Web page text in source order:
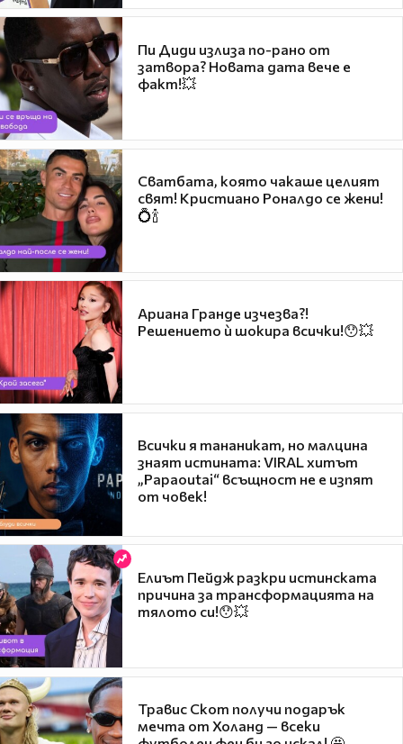
Пи Диди излиза по-рано от
затвора? Новата дата вече е
факт!💥
Сватбата, която чакаше целият
свят! Кристиано Роналдо се жени!
💍🍾
Ариана Гранде изчезва?!
Решението ѝ шокира всички!😯💥
Всички я тананикат, но малцина
знаят истината: VIRAL хитът
„Papaoutai“ всъщност не е изпят
от човек!
Елиът Пейдж разкри истинската
причина за трансформацията на
тялото си!😯💥
Травис Скот получи подарък
мечта от Холанд — всеки